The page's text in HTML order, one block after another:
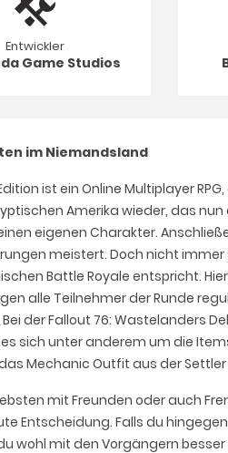
Entwickler
Game Studios
im Niemandsland
ist ein Online Multiplayer
Amerika wieder, das nun
eigenen Charakter.
meistert. Doch nicht immer
Battle Royale entspricht.
alle Teilnehmer der Runde
der Fallout 76: Wastelanders
sich unter anderem um die
Mechanic Outfit aus der Settler
mit Freunden oder auch
Entscheidung. Falls du
wohl mit den Vorgängern